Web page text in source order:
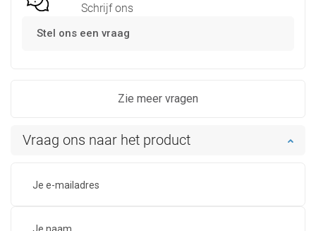
Schrijf ons
Stel ons een vraag
Zie meer vragen
Vraag ons naar het product